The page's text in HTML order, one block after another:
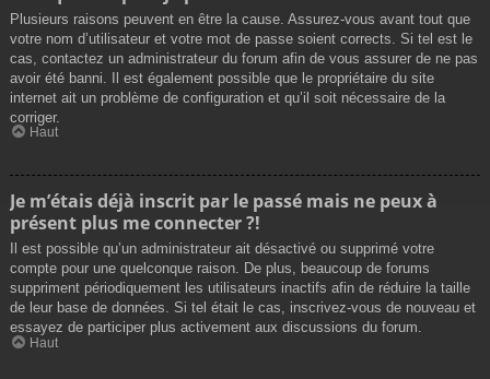
Plusieurs raisons peuvent en être la cause. Assurez-vous avant tout que
votre nom d’utilisateur et votre mot de passe soient corrects. Si tel est le
cas, contactez un administrateur du forum afin de vous assurer de ne pas
avoir été banni. Il est également possible que le propriétaire du site
internet ait un problème de configuration et qu’il soit nécessaire de la
corriger.
Haut
Je m’étais déjà inscrit par le passé mais ne peux à
présent plus me connecter ?!
Il est possible qu’un administrateur ait désactivé ou supprimé votre
compte pour une quelconque raison. De plus, beaucoup de forums
suppriment périodiquement les utilisateurs inactifs afin de réduire la taille
de leur base de données. Si tel était le cas, inscrivez-vous de nouveau et
essayez de participer plus activement aux discussions du forum.
Haut